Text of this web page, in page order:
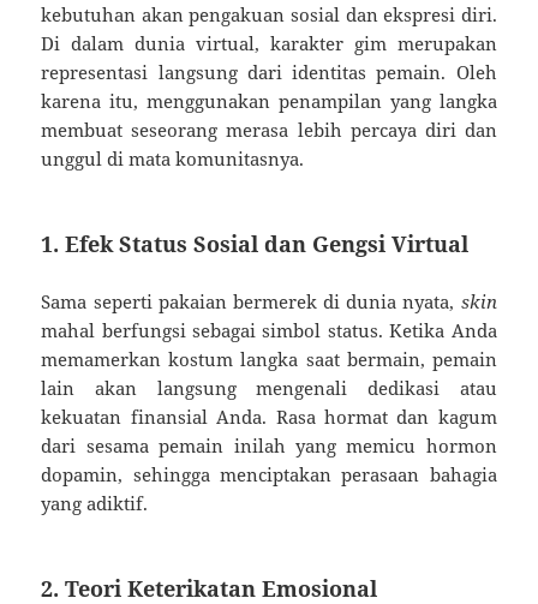
kebutuhan akan pengakuan sosial dan ekspresi diri.
Di dalam dunia virtual, karakter gim merupakan
representasi langsung dari identitas pemain. Oleh
karena itu, menggunakan penampilan yang langka
membuat seseorang merasa lebih percaya diri dan
unggul di mata komunitasnya.
1. Efek Status Sosial dan Gengsi Virtual
Sama seperti pakaian bermerek di dunia nyata, skin
mahal berfungsi sebagai simbol status. Ketika Anda
memamerkan kostum langka saat bermain, pemain
lain akan langsung mengenali dedikasi atau
kekuatan finansial Anda. Rasa hormat dan kagum
dari sesama pemain inilah yang memicu hormon
dopamin, sehingga menciptakan perasaan bahagia
yang adiktif.
2. Teori Keterikatan Emosional